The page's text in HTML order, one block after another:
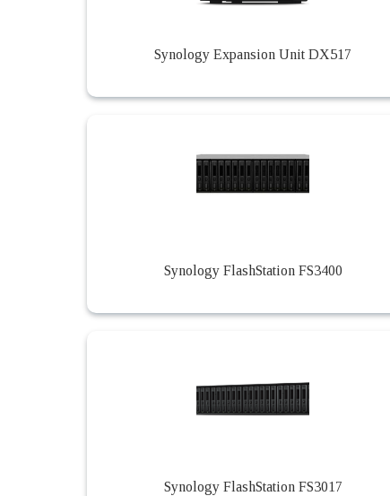
Synology Expansion Unit DX517
Synology FlashStation FS3400
Synology FlashStation FS3017